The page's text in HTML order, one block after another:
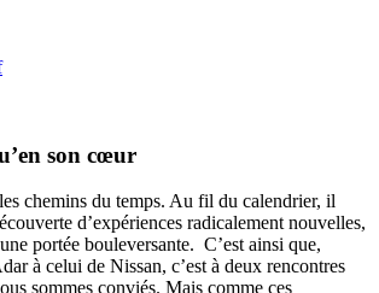
son cœur
chemins du temps. Au fil du calendrier, il
d’expériences radicalement nouvelles,
portée bouleversante. C’est ainsi que,
à celui de Nissan, c’est à deux rencontres
sommes conviés. Mais comme ces